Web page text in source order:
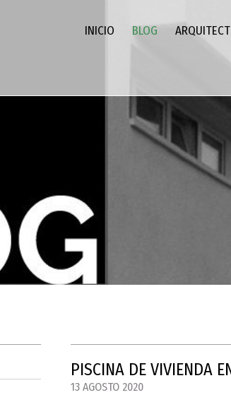
INICIO BLOG
PISCINA DE VIVIENDA
13 AGOSTO 2020